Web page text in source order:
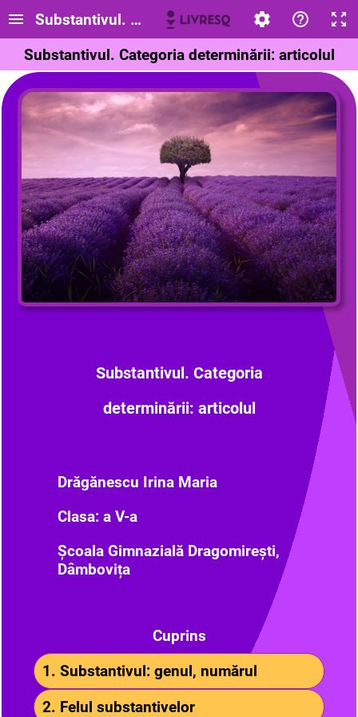
Substantivul. Categoria determinării: articolul
Substantivul. Categoria determinării: articolul
Substantivul. Categoria
determinării: articolul
Drăgănescu Irina Maria
Clasa: a V-a
Școala Gimnazială Dragomirești,
Dâmbovița
Cuprins
1. Substantivul: genul, numărul
2. Felul substantivelor